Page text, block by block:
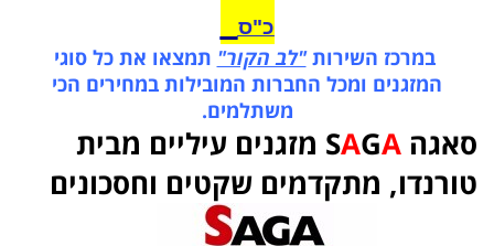
כ"ס
במרכז השירות"לב הקור" תמצאו את כל סוגי
המזגנים ומכל החברות המובילות במחירים הכי
משתלמים.
סאגה S AGA
מזגנים עיליים מבית
טורנדו, מתקדמים שקטים וחסכונים